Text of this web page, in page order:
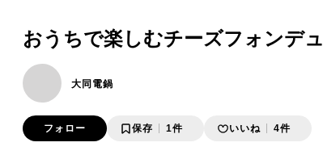
おうちで楽しむチーズフォンデュ
大同電鍋
フォロー 保存 1件 いいね 4件